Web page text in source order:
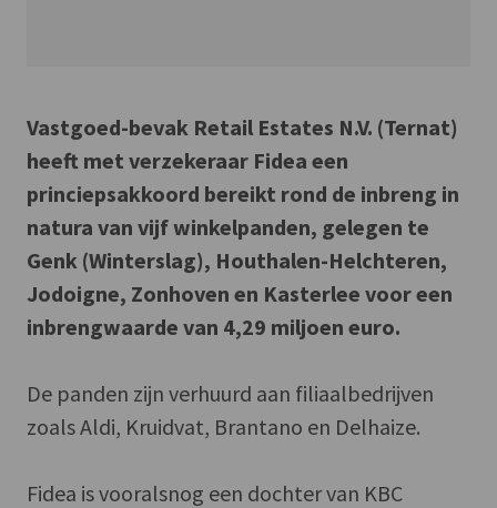
Vastgoed-bevak Retail Estates N.V. (Ternat)
heeft met verzekeraar Fidea een
princiepsakkoord bereikt rond de inbreng in
natura van vijf winkelpanden, gelegen te
Genk (Winterslag), Houthalen-Helchteren,
Jodoigne, Zonhoven en Kasterlee voor een
inbrengwaarde van 4,29 miljoen euro.
De panden zijn verhuurd aan filiaalbedrijven
zoals Aldi, Kruidvat, Brantano en Delhaize.
Fidea is vooralsnog een dochter van KBC